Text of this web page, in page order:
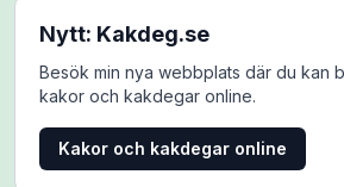
Nytt: Kakdeg.se
Besök min nya webbplats där du kan
kakor och kakdegar online.
Kakor och kakdegar online